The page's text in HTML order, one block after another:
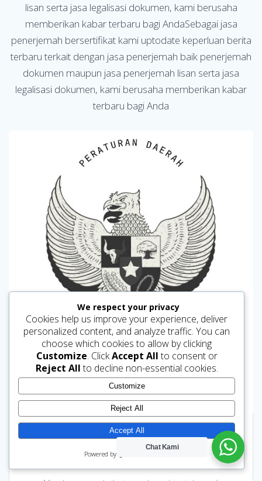
lisan serta jasa legalisasi dokumen, kami berusaha
memberikan kabar terbaru bagi AndaSebagai jasa
penerjemah bersertifikat kami uptodate keperluan berita
terbaru terkait dengan jasa penerjemah baik penerjemah
dokumen maupun jasa penerjemah lisan serta jasa
legalisasi dokumen, kami berusaha memberikan kabar
terbaru bagi Anda
Jasa Penerjemah Peraturan Daerah
(PERDA)
We respect your privacy
Cookies help us improve your experience, deliver
personalized content, and analyze traffic. You can
choose which cookies to allow by clicking
Customize. ClickAccept Allto consent or
Reject Allto decline non-essential cookies.
Customize
Reject All
Accept All
Powered by
Chat Kami